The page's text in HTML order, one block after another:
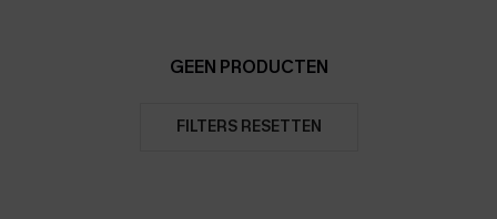
GEEN PRODUCTEN
FILTERS RESETTEN